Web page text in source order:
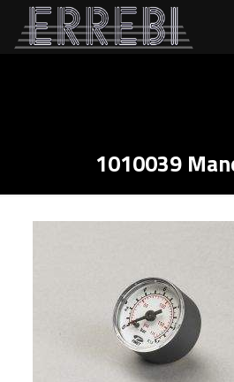
1010039